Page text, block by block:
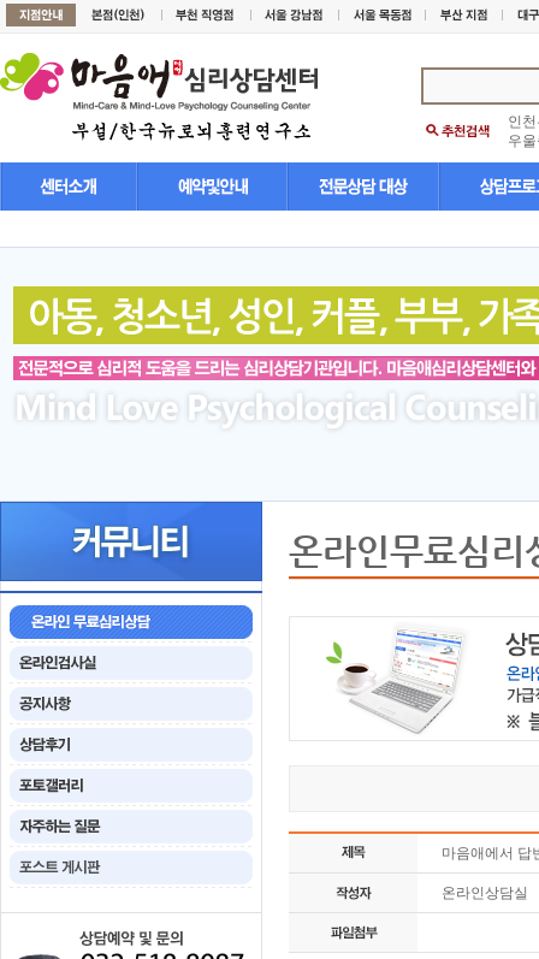
인
우
온라인무료심리
마음애에서 답
온라인상담실